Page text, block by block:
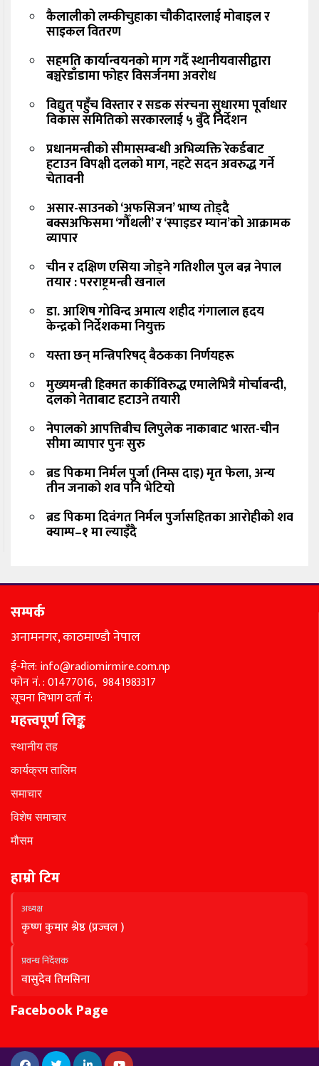
कैलालीको लम्कीचुहाका चौकीदारलाई मोबाइल र
साइकल वितरण
सहमति कार्यान्वयनको माग गर्दै स्थानीयवासीद्वारा
बञ्चरेडाँडामा फोहर विसर्जनमा अवरोध
विद्युत् पहुँच विस्तार र सडक संरचना सुधारमा पूर्वाधार
विकास समितिको सरकारलाई ५ बुँदे निर्देशन
प्रधानमन्त्रीको सीमासम्बन्धी अभिव्यक्ति रेकर्डबाट
हटाउन विपक्षी दलको माग, नहटे सदन अवरुद्ध गर्ने
चेतावनी
असार-साउनको ‘अफसिजन’ भाष्य तोड्दै
बक्सअफिसमा ‘गौँथली’ र ‘स्पाइडर म्यान’को आक्रामक
व्यापार
चीन र दक्षिण एसिया जोड्ने गतिशील पुल बन्न नेपाल
तयार : परराष्ट्रमन्त्री खनाल
डा. आशिष गोविन्द अमात्य शहीद गंगालाल हृदय
केन्द्रको निर्देशकमा नियुक्त
यस्ता छन् मन्त्रिपरिषद् बैठकका निर्णयहरू
मुख्यमन्त्री हिक्मत कार्कीविरुद्ध एमालेभित्रै मोर्चाबन्दी,
दलको नेताबाट हटाउने तयारी
नेपालको आपत्तिबीच लिपुलेक नाकाबाट भारत-चीन
सीमा व्यापार पुनः सुरु
ब्रड पिकमा निर्मल पुर्जा (निम्स दाइ) मृत फेला, अन्य
तीन जनाको शव पनि भेटियो
ब्रड पिकमा दिवंगत निर्मल पुर्जासहितका आरोहीको शव
क्याम्प–१ मा ल्याइँदै
सम्पर्क
अनामनगर, काठमाण्डौ नेपाल
ई-मेल: info@radiomirmire.com.np
फोन नं. : 01477016, 9841983317
सूचना विभाग दर्ता नं:
महत्त्वपूर्ण लिङ्क
स्थानीय तह
कार्यक्रम तालिम
समाचार
विशेष समाचार
मौसम
हाम्रो टिम
अध्यक्ष
कृष्ण कुमार श्रेष्ठ (प्रज्वल )
प्रवन्ध निर्देशक
वासुदेव तिमसिना
Facebook Page